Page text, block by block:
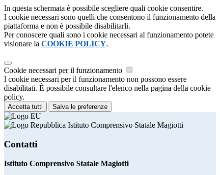
In questa schermata è possibile scegliere quali cookie consentire.
I cookie necessari sono quelli che consentono il funzionamento della
piattaforma e non è possibile disabilitarli.
Per conoscere quali sono i cookie necessari al funzionamento potete
visionare la COOKIE POLICY.
Cookie necessari per il funzionamento
I cookie necessari per il funzionamento non possono essere
disabilitati. È possibile consultare l'elenco nella pagina della cookie
policy.
Accetta tutti Salva le preferenze
Istituto Comprensivo Statale Magiotti
Contatti
Istituto Comprensivo Statale Magiotti